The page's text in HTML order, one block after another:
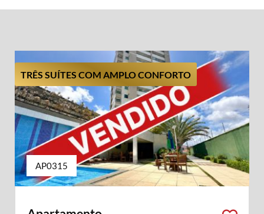
TRÊS SUÍTES COM AMPLO CONFORTO
AP0315